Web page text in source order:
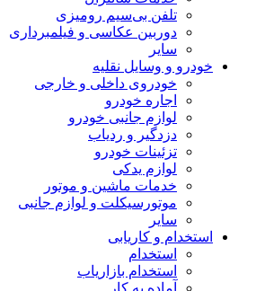
تلفن بی‌سیم رومیزی
دوربین عکاسی و فیلمبرداری
سایر
خودرو و وسایل نقلیه
خودروی داخلی و خارجی
اجاره خودرو
لوازم جانبی خودرو
دزدگیر و ردیاب
تزئینات خودرو
لوازم یدکی
خدمات ماشین و موتور
موتورسیکلت و لوازم جانبی
سایر
استخدام و کاریابی
استخدام
استخدام بازاریاب